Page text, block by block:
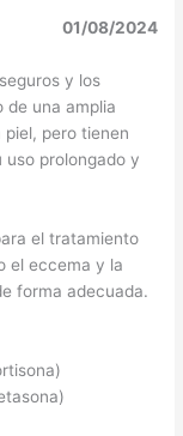
01/08/2024
y los
una amplia
pero tienen
uso prolongado y
el tratamiento
el eccema y la
forma adecuada.